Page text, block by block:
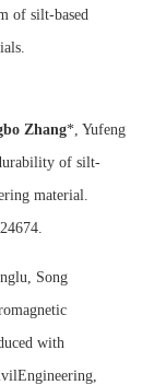
of silt-based
Zhang*, Yufeng
of silt-
material.
Song
with